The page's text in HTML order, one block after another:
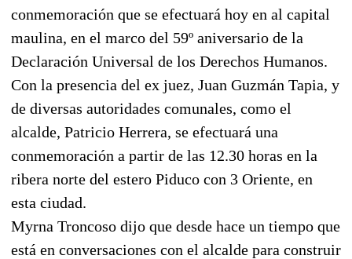
conmemoración que se efectuará hoy en al capital
maulina, en el marco del 59º aniversario de la
Declaración Universal de los Derechos Humanos.
Con la presencia del ex juez, Juan Guzmán Tapia, y
de diversas autoridades comunales, como el
alcalde, Patricio Herrera, se efectuará una
conmemoración a partir de las 12.30 horas en la
ribera norte del estero Piduco con 3 Oriente, en
esta ciudad.
Myrna Troncoso dijo que desde hace un tiempo que
está en conversaciones con el alcalde para construir